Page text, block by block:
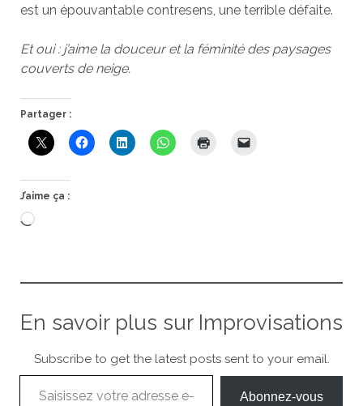
est un épouvantable contresens, une terrible défaite.
Et oui : j’aime la douceur et la féminité des paysages
couverts de neige.
Partager :
J’aime ça :
Chargement…
En savoir plus sur Improvisations
Subscribe to get the latest posts sent to your email.
Saisissez votre adresse e-mail…
Abonnez-vous